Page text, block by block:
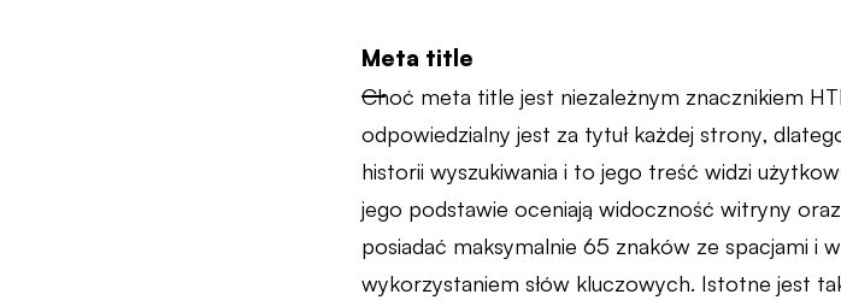
Meta title
Choć meta title jest niezależnym znacznikiem
odpowiedzialny jest za tytuł każdej strony,
historii wyszukiwania i to jego treść widzi
jego podstawie oceniają widoczność witryny
posiadać maksymalnie 65 znaków ze spacjami i
wykorzystaniem słów kluczowych. Istotne jest